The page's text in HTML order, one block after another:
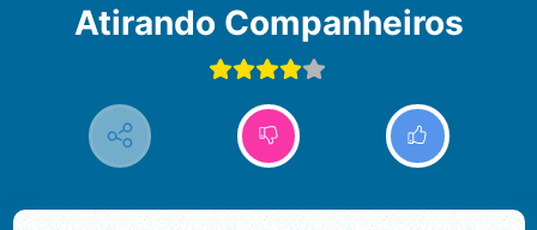
Atirando Companheiros